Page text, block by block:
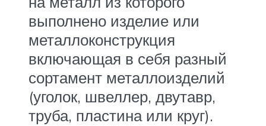
выполнено изделие или
металлоконструкция
включающая в себя разный
сортамент металлоизделий
(уголок, швеллер, двутавр,
труба, пластина или круг).